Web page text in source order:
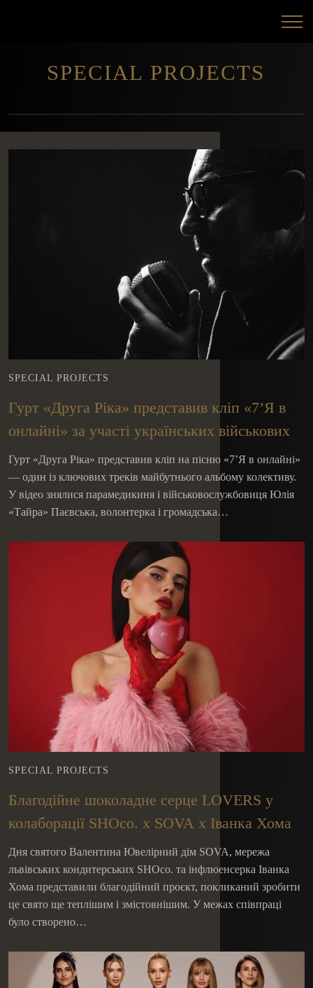
SPECIAL PROJECTS
SPECIAL PROJECTS
Гурт «Друга Ріка» представив кліп «7’Я в
онлайні» за участі українських військових
Гурт «Друга Ріка» представив кліп на пісню «7’Я в онлайні»
— один із ключових треків майбутнього альбому колективу.
У відео знялися парамедикиня і військовослужбовиця Юлія
«Тайра» Паєвська, волонтерка і громадська…
SPECIAL PROJECTS
Благодійне шоколадне серце LOVERS у
колаборації SHOco. x SOVA x Іванка Хома
Дня святого Валентина Ювелірний дім SOVA, мережа
львівських кондитерських SHOco. та інфлюенсерка Іванка
Хома представили благодійний проєкт, покликаний зробити
це свято ще теплішим і змістовнішим. У межах співпраці
було створено…